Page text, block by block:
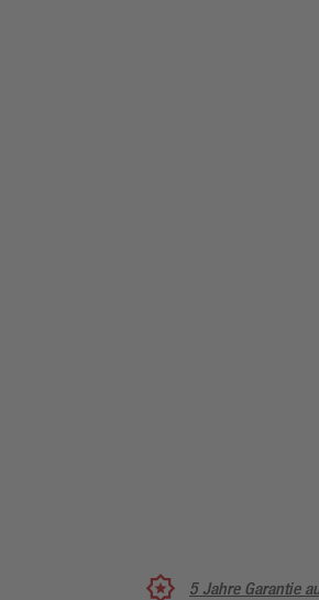
5 Jahre Garantie